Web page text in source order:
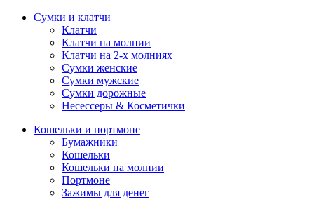
Сумки и клатчи
Клатчи
Клатчи на молнии
Клатчи на 2-х молниях
Сумки женские
Сумки мужские
Сумки дорожные
Несессеры & Косметички
Кошельки и портмоне
Бумажники
Кошельки
Кошельки на молнии
Портмоне
Зажимы для денег